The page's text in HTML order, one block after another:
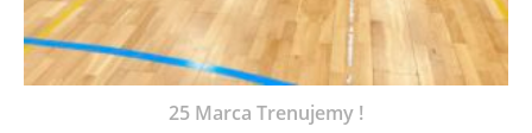
25 Marca Trenujemy !